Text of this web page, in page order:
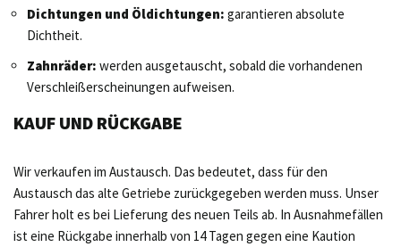
Dichtungen und Öldichtungen: garantieren absolute
Dichtheit.
Zahnräder: werden ausgetauscht, sobald die vorhandenen
Verschleißerscheinungen aufweisen.
KAUF UND RÜCKGABE
Wir verkaufen im Austausch. Das bedeutet, dass für den
Austausch das alte Getriebe zurückgegeben werden muss. Unser
Fahrer holt es bei Lieferung des neuen Teils ab. In Ausnahmefällen
ist eine Rückgabe innerhalb von 14 Tagen gegen eine Kaution